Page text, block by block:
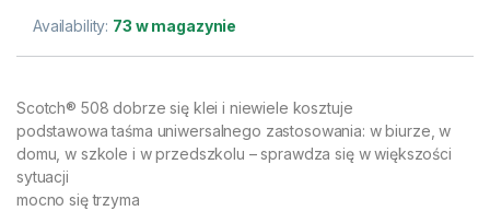
Availability: 73 w magazynie
Scotch® 508 dobrze się klei i niewiele kosztuje
podstawowa taśma uniwersalnego zastosowania: w biurze, w
domu, w szkole i w przedszkolu – sprawdza się w większości
sytuacji
mocno się trzyma